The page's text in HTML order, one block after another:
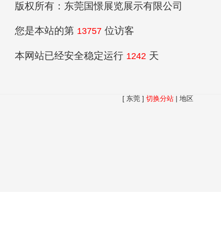
版权所有：东莞国憬展览展示有限公司
您是本站的第 13757 位访客
本网站已经安全稳定运行 1242 天
[ 东莞 ] 切换分站 | 地区